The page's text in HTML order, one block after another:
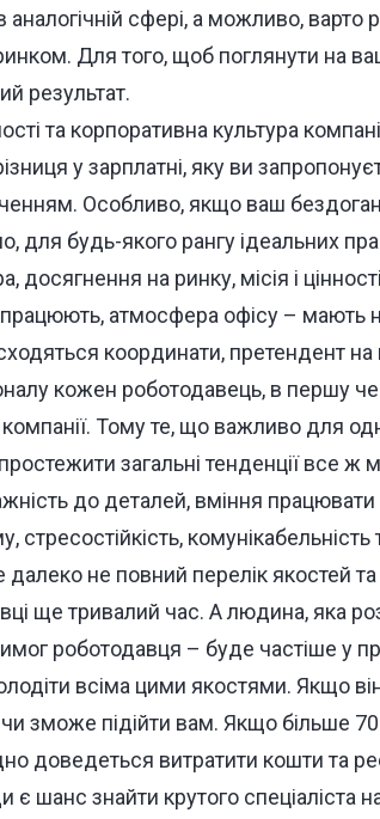
сфері, а можливо, варто
Для того, щоб поглянути на
результат.
та корпоративна культура
у зарплатні, яку ви
Особливо, якщо ваш
для будь-якого рангу ідеальних
досягнення на ринку, місія і
атмосфера офісу – мають
координати, претендент
кожен роботодавець, в першу
компанії. Тому те, що важливо для
загальні тенденції все ж
до деталей, вміння працювати в
комунікабельність
далеко не повний перелік якостей
ще тривалий час. А людина, яка
роботодавця – буде частіше у
всіма цими якостями. Якщо
зможе підійти вам. Якщо більше
доведеться витратити кошти та
є шанс знайти крутого спеціаліста